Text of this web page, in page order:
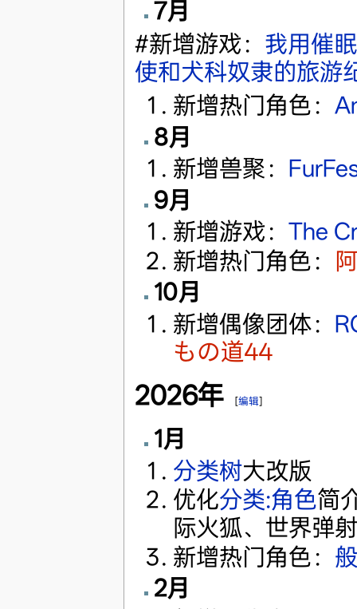
7月
‎#新增游戏： 我用催
使和犬科奴隶的旅游
新增热门角色：
8月
新增兽聚：
9月
新增游戏： The
新增热门角色：
10月
新增偶像团体：
もの道44
2026年 [编辑]
1月
分类树大改版
优化分类:角色简
际火狐、世界弹
新增热门角色：
2月